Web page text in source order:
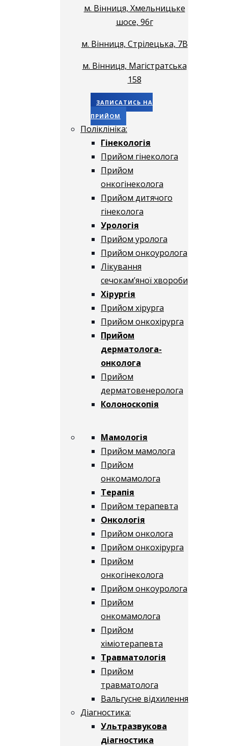
м. Вінниця, Хмельницьке
шосе, 96г
м. Вінниця, Стрілецька, 7В
м. Вінниця, Магістратська
158
ЗАПИСАТИСЬ НА
ПРИЙОМ
Поліклініка:
Гінекологія
Прийом гінеколога
Прийом
онкогінеколога
Прийом дитячого
гінеколога
Урологія
Прийом уролога
Прийом онкоуролога
Лікування
сечокам’яної хвороби
Хірургія
Прийом хірурга
Прийом онкохірурга
Прийом
дерматолога-
онколога
Прийом
дерматовенеролога
Колоноскопія
Мамологія
Прийом мамолога
Прийом
онкомамолога
Терапія
Прийом терапевта
Онкологія
Прийом онколога
Прийом онкохірурга
Прийом
онкогінеколога
Прийом онкоуролога
Прийом
онкомамолога
Прийом
хіміотерапевта
Травматологія
Прийом
травматолога
Вальгусне відхилення
Діагностика:
Ультразвукова
діагностика